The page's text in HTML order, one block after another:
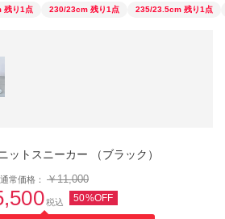
残り1点 230/23cm 残り1点 235/23.5cm 残り1点
ットスニーカー （ブラック）
通常価格： ￥11,000
税込 50%OFF